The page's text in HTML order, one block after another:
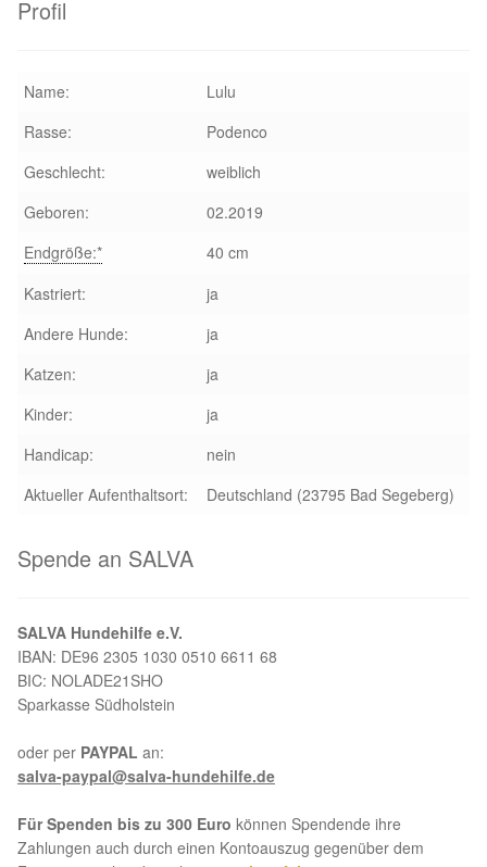
Updates „Hilfe La Linea“
Partnertierheim in Polen
Profil
Name:
Lulu
Rasse:
Podenco
Geschlecht:
weiblich
Geboren:
02.2019
Endgröße:*
40 cm
Kastriert:
ja
Andere Hunde:
ja
Katzen:
ja
Kinder:
ja
Handicap:
nein
Aktueller Aufenthaltsort:
Deutschland (23795 Bad Segeberg)
Spende an SALVA
SALVA Hundehilfe e.V.
IBAN: DE96 2305 1030 0510 6611 68
BIC: NOLADE21SHO
Sparkasse Südholstein
oder per PAYPAL an:
salva-paypal@salva-hundehilfe.de
Für Spenden bis zu 300 Euro können Spendende ihre
Zahlungen auch durch einen Kontoauszug gegenüber dem